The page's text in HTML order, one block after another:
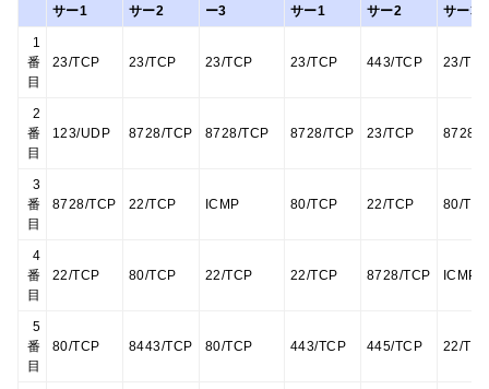
サー1
サー2
ー3
サー1
サー2
サー3
1
番
目
23/TCP 23/TCP 23/TCP 23/TCP 443/TCP 23/
2
番
目
123/UDP 8728/TCP 8728/TCP 8728/TCP 23/TCP 8728/
3
番
目
8728/TCP 22/TCP ICMP 80/TCP 22/TCP 80/
4
番
目
22/TCP 80/TCP 22/TCP 22/TCP 8728/TCP ICMP
5
番
目
80/TCP 8443/TCP 80/TCP 443/TCP 445/TCP 22/